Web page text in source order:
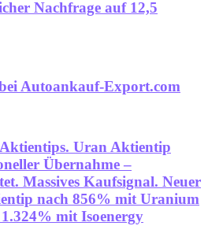
Nachfrage auf 12,5
Autoankauf-Export.com
Uran Aktientip
Übernahme –
Massives Kaufsignal. Neuer
nach 856% mit Uranium
mit Isoenergy